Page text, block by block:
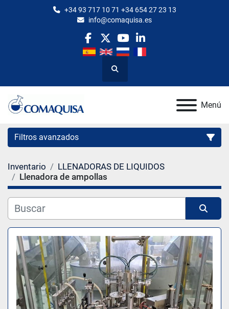
+34 93 717 10 71 +34 654 27 23 13
info@comaquisa.es
facebook
twitteryoutubelinkedin
Buscar
Menú
Filtros avanzados
Categoría
Fabricante
Modelo
Inventario
LLENADORAS DE LIQUIDOS
Llenadora de ampollas
Ordenar por